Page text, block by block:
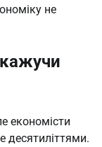
не
економісти
десятиліттями.